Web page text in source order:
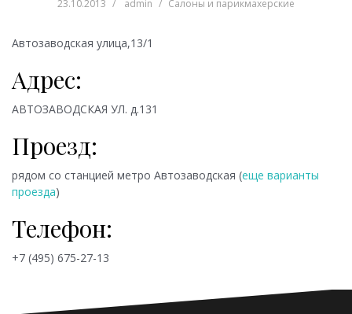
23.10.2013 admin Салоны и парикмахерские
Автозаводская улица,13/1
Адрес:
АВТОЗАВОДСКАЯ УЛ. д.131
Проезд:
рядом со станцией метро Автозаводская (еще варианты
проезда)
Телефон:
+7 (495) 675-27-13